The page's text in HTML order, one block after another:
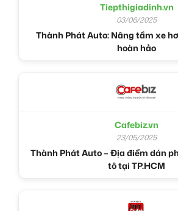
Tiepthigiadinh.vn
03/06/2025
Thành Phát Auto: Nâng tầm xe
hoàn hảo
Cafebiz.vn
23/05/2025
Thành Phát Auto – Địa điểm dán
tô tại TP.HCM